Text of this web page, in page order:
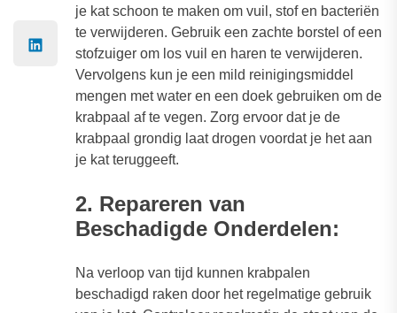
je kat schoon te maken om vuil, stof en bacteriën
te verwijderen. Gebruik een zachte borstel of een
stofzuiger om los vuil en haren te verwijderen.
Vervolgens kun je een mild reinigingsmiddel
mengen met water en een doek gebruiken om de
krabpaal af te vegen. Zorg ervoor dat je de
krabpaal grondig laat drogen voordat je het aan
je kat teruggeeft.
2. Repareren van
Beschadigde Onderdelen:
Na verloop van tijd kunnen krabpalen
beschadigd raken door het regelmatige gebruik